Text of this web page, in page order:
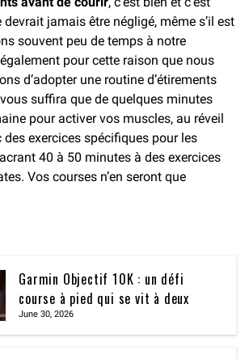
jamais être négligé, même s’il est
souvent peu de temps à notre
pour cette raison que nous
d’adopter une routine d’étirements
suffira que de quelques minutes
pour activer vos muscles, au réveil
des exercices spécifiques pour les
40 à 50 minutes à des exercices
Vos courses n’en seront que
Garmin Objectif 10K : un défi
course à pied qui se vit à deux
June 30, 2026